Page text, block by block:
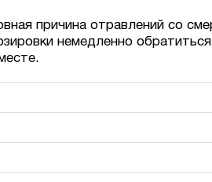
причина отравлений со
немедленно обратиться